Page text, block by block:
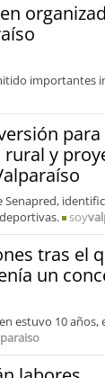
importantes
y
Senapred,
soy
tras el
un
estuvo 10 años,